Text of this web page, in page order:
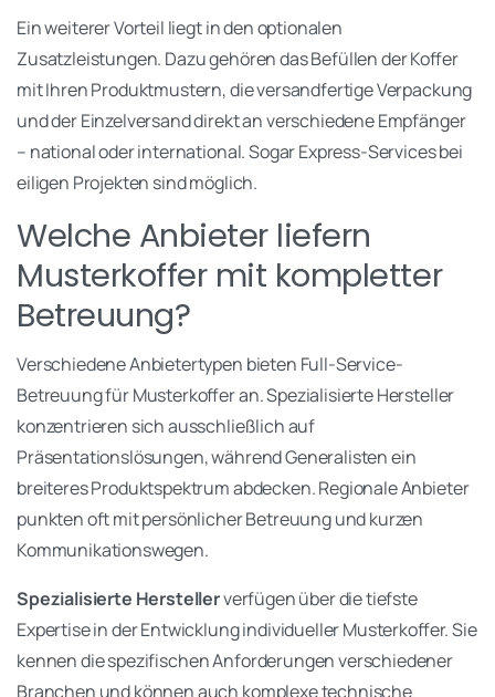
Ein weiterer Vorteil liegt in den optionalen
Zusatzleistungen. Dazu gehören das Befüllen der Koffer
mit Ihren Produktmustern, die versandfertige Verpackung
und der Einzelversand direkt an verschiedene Empfänger
– national oder international. Sogar Express-Services bei
eiligen Projekten sind möglich.
Welche Anbieter liefern
Musterkoffer mit kompletter
Betreuung?
Verschiedene Anbietertypen bieten Full-Service-
Betreuung für Musterkoffer an. Spezialisierte Hersteller
konzentrieren sich ausschließlich auf
Präsentationslösungen, während Generalisten ein
breiteres Produktspektrum abdecken. Regionale Anbieter
punkten oft mit persönlicher Betreuung und kurzen
Kommunikationswegen.
Spezialisierte Herstellerverfügen über die tiefste
Expertise in der Entwicklung individueller Musterkoffer. Sie
kennen die spezifischen Anforderungen verschiedener
Branchen und können auch komplexe technische